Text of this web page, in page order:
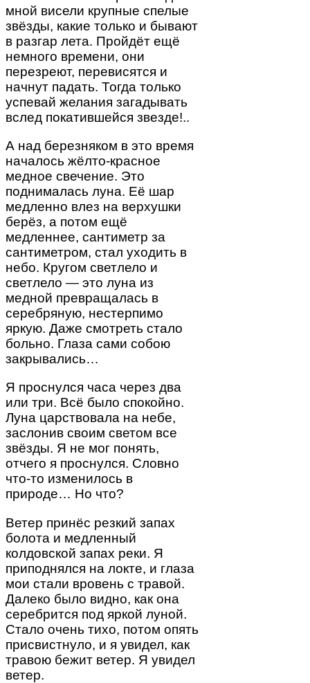
мной висели крупные спелые
звёзды, какие только и бывают
в разгар лета. Пройдёт ещё
немного времени, они
перезреют, перевисятся и
начнут падать. Тогда только
успевай желания загадывать
вслед покатившейся звезде!..
А над березняком в это время
началось жёлто-красное
медное свечение. Это
поднималась луна. Её шар
медленно влез на верхушки
берёз, а потом ещё
медленнее, сантиметр за
сантиметром, стал уходить в
небо. Кругом светлело и
светлело — это луна из
медной превращалась в
серебряную, нестерпимо
яркую. Даже смотреть стало
больно. Глаза сами собою
закрывались…
Я проснулся часа через два
или три. Всё было спокойно.
Луна царствовала на небе,
заслонив своим светом все
звёзды. Я не мог понять,
отчего я проснулся. Словно
что-то изменилось в
природе… Но что?
Ветер принёс резкий запах
болота и медленный
колдовской запах реки. Я
приподнялся на локте, и глаза
мои стали вровень с травой.
Далеко было видно, как она
серебрится под яркой луной.
Стало очень тихо, потом опять
присвистнуло, и я увидел, как
травою бежит ветер. Я увидел
ветер.